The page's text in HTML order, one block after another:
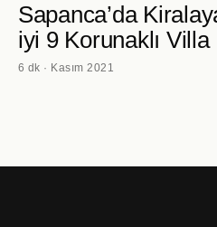
Sapanca’da
iyi 9 Korunaklı Villa
6 dk · Kasım 2021